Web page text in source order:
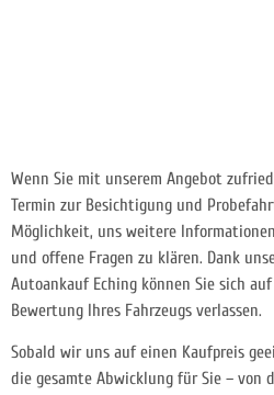
Wenn Sie mit unserem Angebot
Termin zur Besichtigung und
Möglichkeit, uns weitere
und offene Fragen zu klären. Dank
Autoankauf Eching können Sie sich
Bewertung Ihres Fahrzeugs verlassen.
Sobald wir uns auf einen Kaufpreis
die gesamte Abwicklung für Sie – von